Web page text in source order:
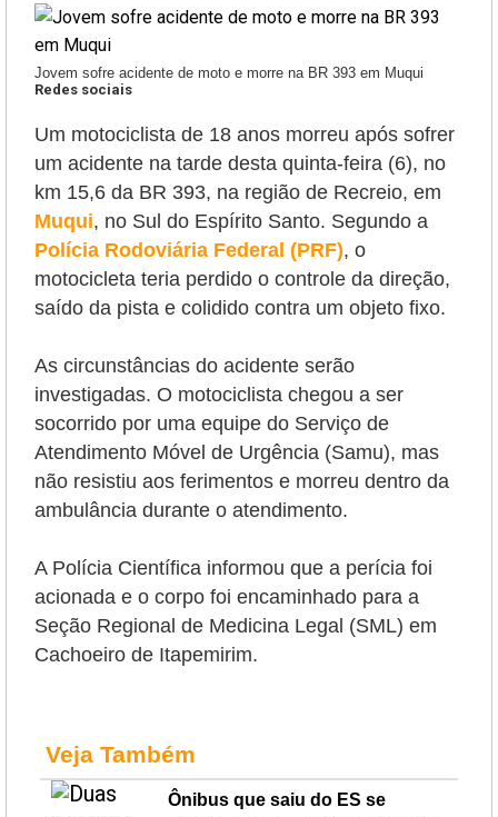
Jovem sofre acidente de moto e morre na BR 393 em Muqui
Redes sociais
Um motociclista de 18 anos morreu após sofrer
um acidente na tarde desta quinta-feira (6), no
km 15,6 da BR 393, na região de Recreio, em
Muqui, no Sul do Espírito Santo. Segundo a
Polícia Rodoviária Federal (PRF), o
motocicleta teria perdido o controle da direção,
saído da pista e colidido contra um objeto fixo.
As circunstâncias do acidente serão
investigadas. O motociclista chegou a ser
socorrido por uma equipe do Serviço de
Atendimento Móvel de Urgência (Samu), mas
não resistiu aos ferimentos e morreu dentro da
ambulância durante o atendimento.
A Polícia Científica informou que a perícia foi
acionada e o corpo foi encaminhado para a
Seção Regional de Medicina Legal (SML) em
Cachoeiro de Itapemirim.
Veja Também
Ônibus que saiu do ES se